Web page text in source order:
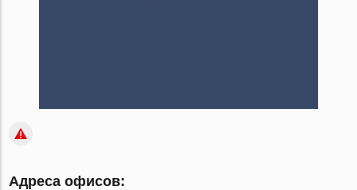
Адреса офисов: